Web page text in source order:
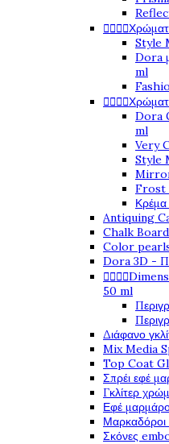

Style
Dora
ml

Dora
ml
Very
Style
Frost
Κρέμα
Antiquing
Chalk
Color pearls
Dora 3D -

50 ml
Διάφανο
Mix Media
Top Coat
Σπρέι εφέ
Γκλίτερ
Εφέ
Σκόνες